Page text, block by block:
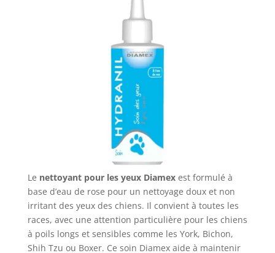
Le nettoyant pour les yeux Diamexest formulé à
base d’eau de rose pour un nettoyage doux et non
irritant des yeux des chiens. Il convient à toutes les
races, avec une attention particulière pour les chiens
à poils longs et sensibles comme les York, Bichon,
Shih Tzu ou Boxer. Ce soin Diamex aide à maintenir